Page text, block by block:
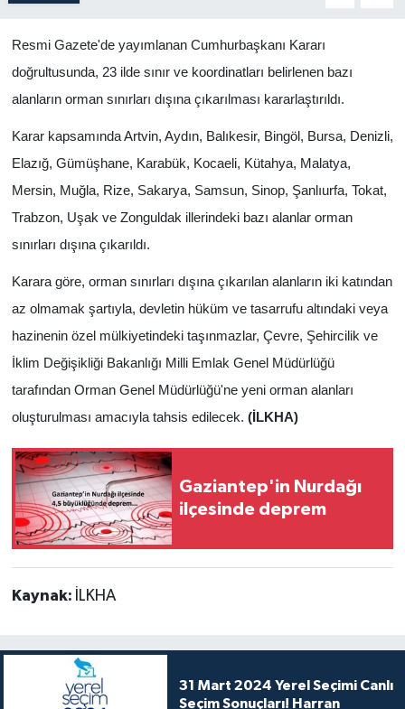
Resmi Gazete'de yayımlanan Cumhurbaşkanı Kararı
doğrultusunda, 23 ilde sınır ve koordinatları belirlenen bazı
alanların orman sınırları dışına çıkarılması kararlaştırıldı.
Karar kapsamında Artvin, Aydın, Balıkesir, Bingöl, Bursa, Denizli,
Elazığ, Gümüşhane, Karabük, Kocaeli, Kütahya, Malatya,
Mersin, Muğla, Rize, Sakarya, Samsun, Sinop, Şanlıurfa, Tokat,
Trabzon, Uşak ve Zonguldak illerindeki bazı alanlar orman
sınırları dışına çıkarıldı.
Karara göre, orman sınırları dışına çıkarılan alanların iki katından
az olmamak şartıyla, devletin hüküm ve tasarrufu altındaki veya
hazinenin özel mülkiyetindeki taşınmazlar, Çevre, Şehircilik ve
İklim Değişikliği Bakanlığı Milli Emlak Genel Müdürlüğü
tarafından Orman Genel Müdürlüğü'ne yeni orman alanları
oluşturulması amacıyla tahsis edilecek. (İLKHA)
Gaziantep'in Nurdağı
ilçesinde deprem
Kaynak: İLKHA
31 Mart 2024 Yerel Seçimi Canlı
Seçim Sonuçları! Harran